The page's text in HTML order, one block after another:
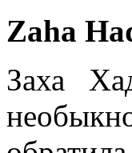
Zaha
Заха